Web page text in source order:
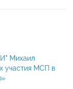
Михаил
участия МСП в